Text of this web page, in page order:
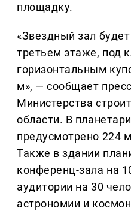
площадку.
«Звездный зал
третьем этаже, под
горизонтальным
м», — сообщает
Министерства
области. В
предусмотрено 224
Также в здании
конференц-зала на
аудитории на 30
астрономии и